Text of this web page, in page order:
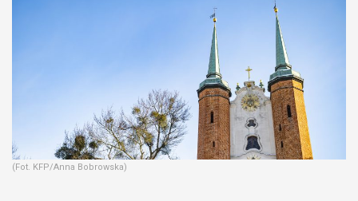
(Fot. KFP/Anna Bobrowska)